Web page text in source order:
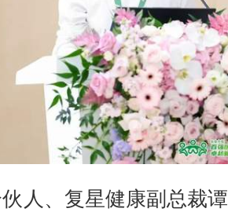
人、复星健康副总裁